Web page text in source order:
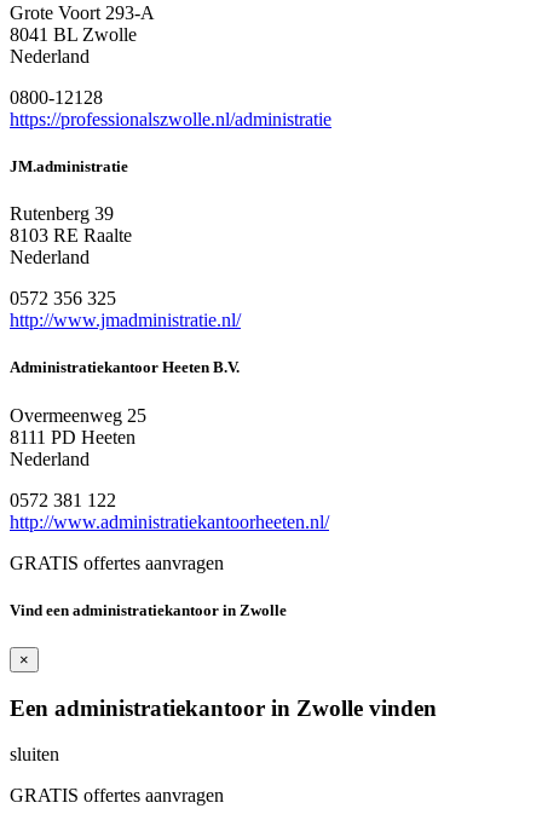
Grote Voort 293-A
8041 BL Zwolle
Nederland
0800-12128
https://professionalszwolle.nl/administratie
JM.administratie
Rutenberg 39
8103 RE Raalte
Nederland
0572 356 325
http://www.jmadministratie.nl/
Administratiekantoor Heeten B.V.
Overmeenweg 25
8111 PD Heeten
Nederland
0572 381 122
http://www.administratiekantoorheeten.nl/
GRATIS offertes aanvragen
Vind een administratiekantoor in Zwolle
×
Een administratiekantoor in Zwolle vinden
sluiten
GRATIS offertes aanvragen